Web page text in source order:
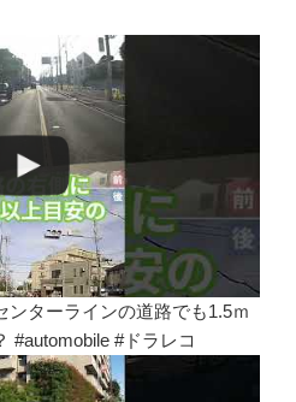
ンターラインの道路でも1.5ｍ
#automobile #ドラレコ